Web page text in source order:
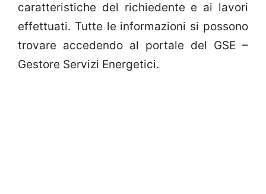
caratteristiche del richiedente e ai lavori
effettuati. Tutte le informazioni si possono
trovare accedendo al portale del GSE –
Gestore Servizi Energetici.